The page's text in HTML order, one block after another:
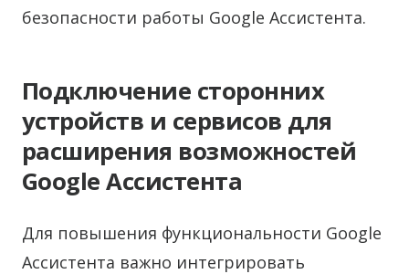
безопасности работы Google Ассистента.
Подключение сторонних
устройств и сервисов для
расширения возможностей
Google Ассистента
Для повышения функциональности Google
Ассистента важно интегрировать